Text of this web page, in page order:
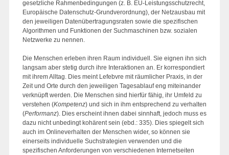
gesetzliche Rahmenbedingungen (z. B. EU-Leistungsschutzrecht,
Europäische Datenschutz-Grundverordnung), der Netzausbau mit
den jeweiligen Datenübertragungsraten sowie die spezifischen
Algorithmen und Funktionen der Suchmaschinen bzw. sozialen
Netzwerke zu nennen.
Die Menschen erleben ihren Raum individuell. Sie eignen ihn sich
langsam aber stetig durch ihre Interaktionen an. Er korrespondiert
mit ihrem Alltag. Dies meint Lefebvre mit räumlicher Praxis, in der
Zeit und Orte durch den jeweiligen Tagesablauf eng miteinander
verknüpft werden. Die Menschen sind hierfür fähig, ihr Umfeld zu
verstehen (Kompetenz) und sich in ihm entsprechend zu verhalten
(Performanz). Dies erscheint ihnen dabei sinnhaft, jedoch muss es
dazu nicht unbedingt kohärent sein (ebd.: 335). Dies spiegelt sich
auch im Onlineverhalten der Menschen wider, so können sie
einerseits individuelle Suchstrategien verwenden und die
spezifischen Anforderungen von verschiedenen Internetseiten